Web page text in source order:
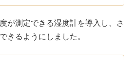
が測定できる湿度計を導入し、さ
きるようにしました。